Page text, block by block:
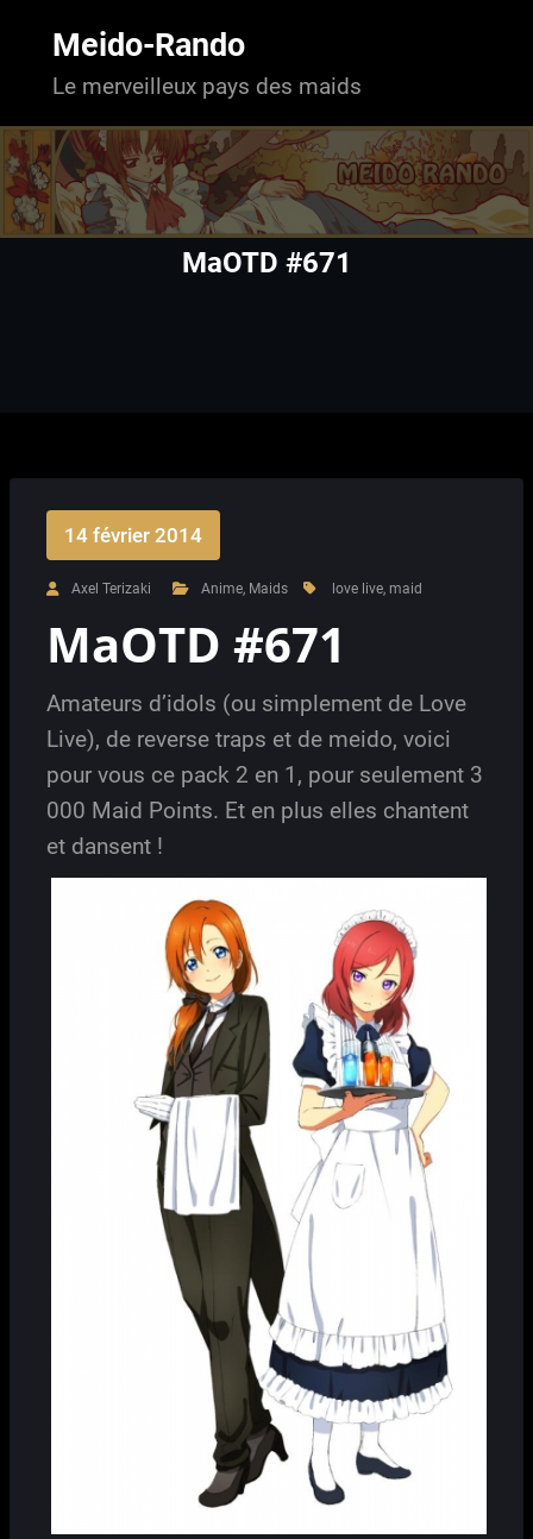
Meido-Rando
Le merveilleux pays des maids
MaOTD #671
14 février 2014
Axel Terizaki Anime, Maids love live, maid
MaOTD #671
Amateurs d’idols (ou simplement de Love
Live), de reverse traps et de meido, voici
pour vous ce pack 2 en 1, pour seulement 3
000 Maid Points. Et en plus elles chantent
et dansent !